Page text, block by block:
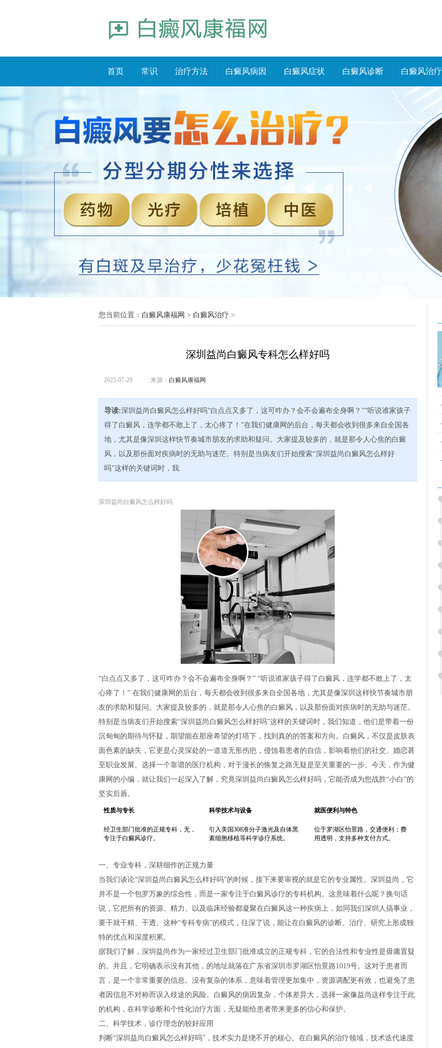
首页 常识 治疗方法 白癜风病因 白癜风症状 白癜风诊断 白癜风治疗
您当前位置： 白癜风康福网 > 白癜风治疗 >
深圳益尚白癜风专科怎么样好吗
2025-07-29 来源： 白癜风康福网
导读:深圳益尚白癜风怎么样好吗“白点点又多了，这可咋办？会不会遍布全身啊？”“听说谁家孩子
得了白癜风，连学都不敢上了，太心疼了！”在我们健康网的后台，每天都会收到很多来自全国各
地，尤其是像深圳这样快节奏城市朋友的求助和疑问。大家提及较多的，就是那令人心焦的白癜
风，以及那份面对疾病时的无助与迷茫。特别是当病友们开始搜索“深圳益尚白癜风怎么样好
吗”这样的关键词时，我.
深圳益尚白癜风怎么样好吗
“白点点又多了，这可咋办？会不会遍布全身啊？” “听说谁家孩子得了白癜风，连学都不敢上了，太
心疼了！” 在我们健康网的后台，每天都会收到很多来自全国各地，尤其是像深圳这样快节奏城市朋
友的求助和疑问。大家提及较多的，就是那令人心焦的白癜风，以及那份面对疾病时的无助与迷茫。
特别是当病友们开始搜索“深圳益尚白癜风怎么样好吗”这样的关键词时，我们知道，他们是带着一份
沉甸甸的期待与怀疑，期望能在那座希望的灯塔下，找到真的的答案和方向。白癜风，不仅是皮肤表
面色素的缺失，它更是心灵深处的一道道无形伤疤，侵蚀着患者的自信，影响着他们的社交、婚恋甚
至职业发展。选择一个靠谱的医疗机构，对于漫长的恢复之路无疑是至关重要的一步。今天，作为健
康网的小编，就让我们一起深入了解，究竟深圳益尚白癜风怎么样好吗，它能否成为您战胜“小白”的
坚实后盾。
性质与专长 科学技术与设备 就医便利与特色
经卫生部门批准的正规专科，无，
专注于白癜风诊疗。
引入美国308准分子激光及自体黑
素细胞移植等科学诊疗系统。
位于罗湖区怡景路，交通便利；费
用透明，支持多种支付方式。
一、专业专科，深耕细作的正规力量
当我们谈论“深圳益尚白癜风怎么样好吗”的时候，接下来要审视的就是它的专业属性。深圳益尚，它
并不是一个包罗万象的综合性，而是一家专注于白癜风诊疗的专科机构。这意味着什么呢？换句话
说，它把所有的资源、精力、以及临床经验都凝聚在白癜风这一种疾病上，如同我们深圳人搞事业，
要干就干精、干透。这种“专科专病”的模式，往深了说，能让在白癜风的诊断、治疗、研究上形成独
特的优点和深度积累。
据我们了解，深圳益尚作为一家经过卫生部门批准成立的正规专科，它的合法性和专业性是毋庸置疑
的。并且，它明确表示没有其他，的地址就落在广东省深圳市罗湖区怡景路1019号。这对于患者而
言，是一个非常重要的信息。没有复杂的体系，意味着管理更加集中，资源调配更有效，也避免了患
者因信息不对称而误入歧途的风险。白癜风的病因复杂，个体差异大，选择一家像益尚这样专注于此
的机构，在科学诊断和个性化治疗方面，无疑能给患者带来更多的信心和保护。
二、科学技术，诊疗理念的较好应用
判断“深圳益尚白癜风怎么样好吗”，技术实力是绕不开的核心。在白癜风的治疗领域，技术迭代速度